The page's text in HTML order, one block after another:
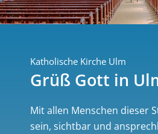
Katholische Kirche Ulm
Grüß Gott in
Mit allen Menschen dieser
sein, sichtbar und